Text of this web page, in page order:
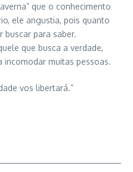
que o conhecimento
ele angustia, pois quanto
buscar para saber.
que busca a verdade,
incomodar muitas pessoas.
vos libertará.”